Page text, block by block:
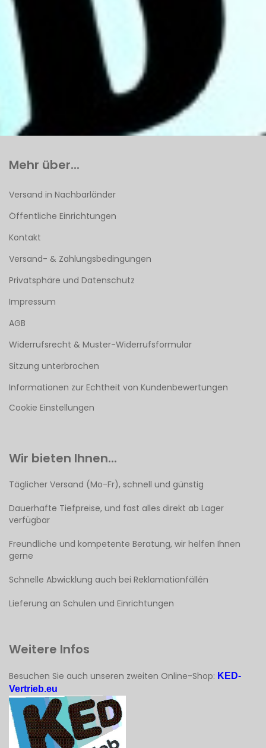
Mehr über...
Versand in Nachbarländer
Öffentliche Einrichtungen
Kontakt
Versand- & Zahlungsbedingungen
Privatsphäre und Datenschutz
Impressum
AGB
Widerrufsrecht & Muster-Widerrufsformular
Sitzung unterbrochen
Informationen zur Echtheit von Kundenbewertungen
Cookie Einstellungen
Wir bieten Ihnen...
Täglicher Versand (Mo-Fr), schnell und günstig
Dauerhafte Tiefpreise, und fast alles direkt ab Lager
verfügbar
Freundliche und kompetente Beratung, wir helfen Ihnen
gerne
Schnelle Abwicklung auch bei Reklamationfällén
Lieferung an Schulen und Einrichtungen
Weitere Infos
Besuchen Sie auch unseren zweiten Online-Shop: KED-
Vertrieb.eu